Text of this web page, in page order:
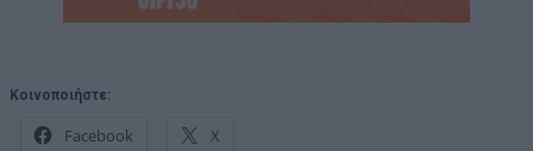
Κοινοποιήστε:
Facebook X